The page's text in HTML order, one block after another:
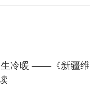
生冷暖 ——《新疆维